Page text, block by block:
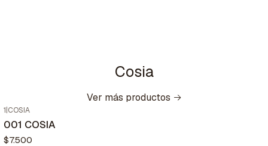
Cosia
Ver más productos
1 COSIA
001 COSIA
$7.500